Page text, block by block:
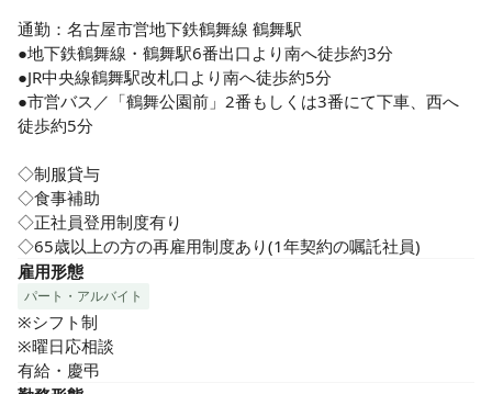
通勤：名古屋市営地下鉄鶴舞線 鶴舞駅
●地下鉄鶴舞線・鶴舞駅6番出口より南へ徒歩約3分
●JR中央線鶴舞駅改札口より南へ徒歩約5分
●市営バス／「鶴舞公園前」2番もしくは3番にて下車、西へ
徒歩約5分
◇制服貸与
◇食事補助
◇正社員登用制度有り
◇65歳以上の方の再雇用制度あり(1年契約の嘱託社員)
雇用形態
パート・アルバイト
※シフト制
※曜日応相談
有給・慶弔